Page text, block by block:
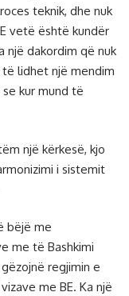
teknik, dhe nuk
vetë është kundër
një dakordim që nuk
lidhet një mendim
kur mund të
një kërkesë, kjo
i sistemit
bëjë me
me të Bashkimi
regjimin e
me BE. Ka një